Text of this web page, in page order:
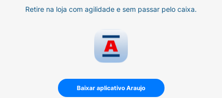
Retire na loja com agilidade e sem passar pelo caixa.
Baixar aplicativo Araujo